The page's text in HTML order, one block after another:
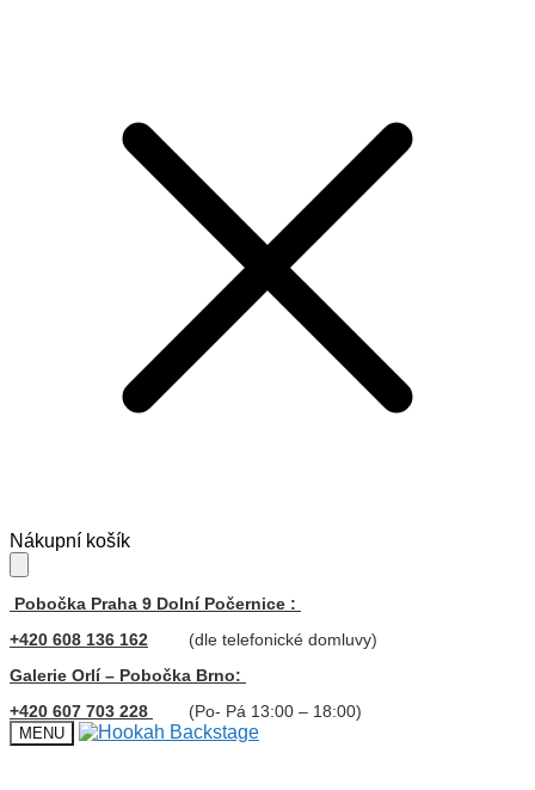
Skip
to
navigation
Skip
to
content
Nákupní košík
Pobočka Praha 9 Dolní Počernice :
+420 608 136 162
(dle telefonické domluvy)
Galerie Orlí – Pobočka Brno:
+420 607 703 228
(Po- Pá 13:00 – 18:00)
MENU